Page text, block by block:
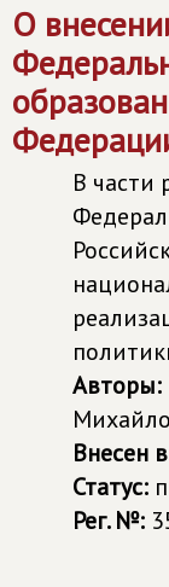
О
В части
Авторы:
Внесен
Статус:
Рег. №: